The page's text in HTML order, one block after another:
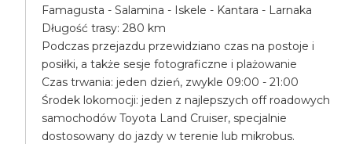
Famagusta - Salamina - Iskele - Kantara - Larnaka
Długość trasy: 280 km
Podczas przejazdu przewidziano czas na postoje i
posiłki, a także sesje fotograficzne i plażowanie
Czas trwania: jeden dzień, zwykle 09:00 - 21:00
Środek lokomocji: jeden z najlepszych off roadowych
samochodów Toyota Land Cruiser, specjalnie
dostosowany do jazdy w terenie lub mikrobus.